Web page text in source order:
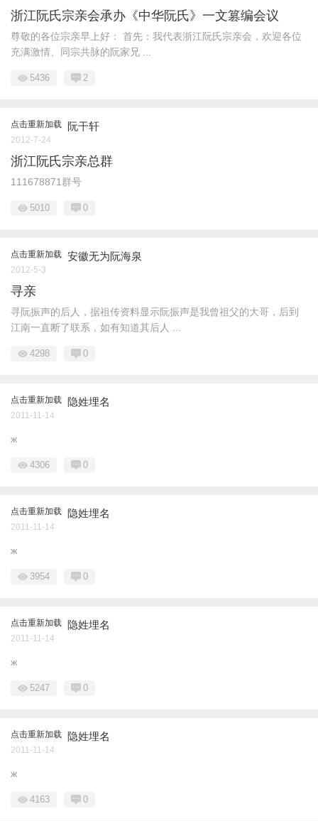
浙江阮氏宗亲会承办《中华阮氏》一文篡编会议
尊敬的各位宗亲早上好： 首先：我代表浙江阮氏宗亲会，欢迎各位
充满激情、同宗共脉的阮家兄 ...
5436 2
点击重新加载 阮干轩
2012-7-24
浙江阮氏宗亲总群
111678871群号
5010 0
点击重新加载 安徽无为阮海泉
2012-5-3
寻亲
寻阮振声的后人，据祖传资料显示阮振声是我曾祖父的大哥，后到
江南一直断了联系，如有知道其后人 ...
4298 0
点击重新加载 隐姓埋名
2011-11-14
ж
4306 0
点击重新加载 隐姓埋名
2011-11-14
ж
3954 0
点击重新加载 隐姓埋名
2011-11-14
ж
5247 0
点击重新加载 隐姓埋名
2011-11-14
ж
4163 0